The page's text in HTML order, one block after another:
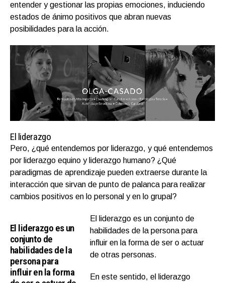
entender y gestionar las propias emociones, induciendo
estados de ánimo positivos que abran nuevas
posibilidades para la acción.
El liderazgo
Pero, ¿qué entendemos por liderazgo, y qué entendemos
por liderazgo equino y liderazgo humano? ¿Qué
paradigmas de aprendizaje pueden extraerse durante la
interacción que sirvan de punto de palanca para realizar
cambios positivos en lo personal y en lo grupal?
El liderazgo es un
conjunto de
habilidades de la
persona para
influir en la forma
El liderazgo es un conjunto de
habilidades de la persona para
influir en la forma de ser o actuar
de otras personas.
En este sentido, el liderazgo